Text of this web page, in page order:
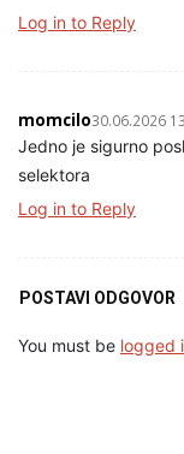
Log in to Reply
momcilo30.06.2026
Jedno je sigurno
selektora
Log in to Reply
POSTAVI ODGOVOR
You must be logged